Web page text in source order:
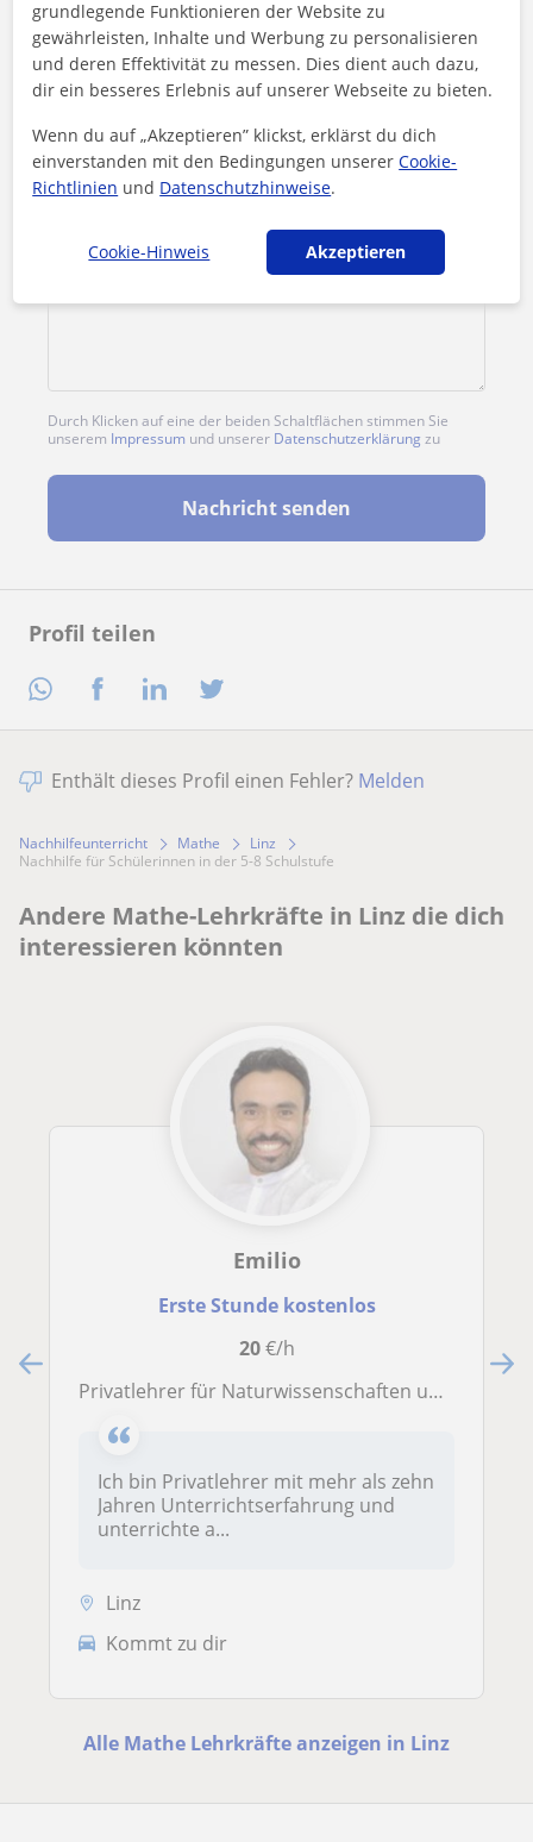
Profil teilen
1. Lektion gratis
Durch Klicken auf eine der beiden Schaltflächen stimmen Sie
unserem Impressum und unserer Datenschutzerklärung zu
Nachricht senden
Enthält dieses Profil einen Fehler? Melden
Nachhilfeunterricht Mathe
Linz
Nachhilfe für Schülerinnen in der 5-8 Schulstufe
Andere Mathe-Lehrkräfte in Linz die dich
interessieren könnten
Emilio
Erste Stunde kostenlos
20€/h
Privatlehrer für Naturwissenschaften und Sprachen mit über 10 Jahren Erfahrung
Ich bin Privatlehrer mit mehr als zehn
Jahren Unterrichtserfahrung und
unterrichte a...
Linz
Kommt zu dir
Alle Mathe Lehrkräfte anzeigen in Linz
grundlegende Funktionieren der Website zu
gewährleisten, Inhalte und Werbung zu personalisieren
und deren Effektivität zu messen. Dies dient auch dazu,
dir ein besseres Erlebnis auf unserer Webseite zu bieten.
Wenn du auf „Akzeptieren” klickst, erklärst du dich
einverstanden mit den Bedingungen unsererCookie-
Richtlinien und Datenschutzhinweise.
Cookie-Hinweis Akzeptieren